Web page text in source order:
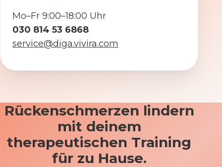
Mo–Fr 9:00–18:00 Uhr
030 814 53 6868
service@diga.vivira.com
Rückenschmerzen lindern
mit deinem
therapeutischen Training
für zu Hause.